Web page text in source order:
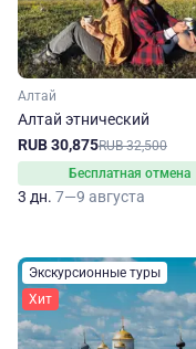
Алтай
Алтай этнический
RUB 30,875RUB 32,500
Бесплатная отмена
3 дн. 7—9 августа
Экскурсионные туры
Хит